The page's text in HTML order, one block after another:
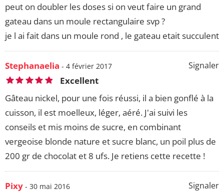
peut on doubler les doses si on veut faire un grand
gateau dans un moule rectangulaire svp ?
je l ai fait dans un moule rond , le gateau etait succulent
Signaler
Stephanaelia - 4 février 2017
Excellent
Gâteau nickel, pour une fois réussi, il a bien gonflé à la
cuisson, il est moelleux, léger, aéré. J'ai suivi les
conseils et mis moins de sucre, en combinant
vergeoise blonde nature et sucre blanc, un poil plus de
200 gr de chocolat et 8 ufs. Je retiens cette recette !
Signaler
Pixy - 30 mai 2016